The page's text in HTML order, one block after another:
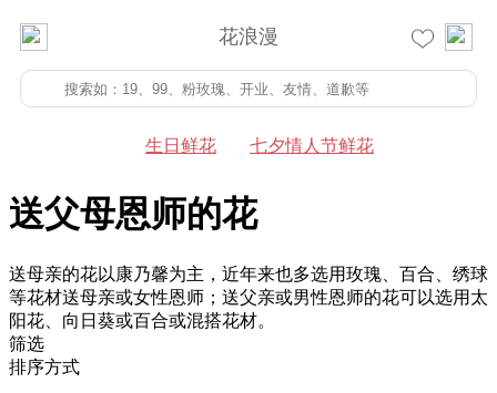
花浪漫
生日鲜花 七夕情人节鲜花
送父母恩师的花
送母亲的花以康乃馨为主，近年来也多选用玫瑰、百合、绣球
等花材送母亲或女性恩师；送父亲或男性恩师的花可以选用太
阳花、向日葵或百合或混搭花材。
筛选
排序方式